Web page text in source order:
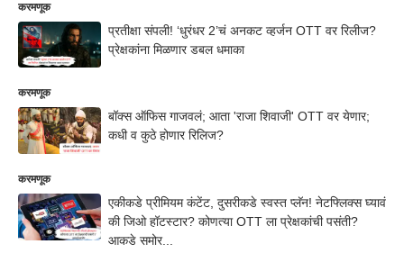
करमणूक
प्रतीक्षा संपली! ‘धुरंधर 2’चं अनकट व्हर्जन OTT वर रिलीज?
प्रेक्षकांना मिळणार डबल धमाका
करमणूक
बॉक्स ऑफिस गाजवलं; आता 'राजा शिवाजी' OTT वर येणार;
कधी व कुठे होणार रिलिज?
करमणूक
एकीकडे प्रीमियम कंटेंट, दुसरीकडे स्वस्त प्लॅन! नेटफ्लिक्स घ्यावं
की जिओ हॉटस्टार? कोणत्या OTT ला प्रेक्षकांची पसंती?
आकडे समोर...